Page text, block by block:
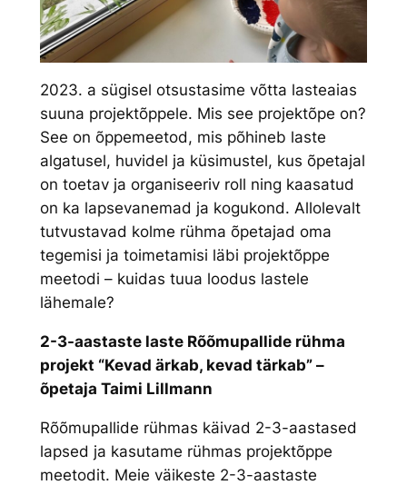
2023. a sügisel otsustasime võtta lasteaias
suuna projektõppele. Mis see projektõpe on?
See on õppemeetod, mis põhineb laste
algatusel, huvidel ja küsimustel, kus õpetajal
on toetav ja organiseeriv roll ning kaasatud
on ka lapsevanemad ja kogukond. Allolevalt
tutvustavad kolme rühma õpetajad oma
tegemisi ja toimetamisi läbi projektõppe
meetodi – kuidas tuua loodus lastele
lähemale?
2-3-aastaste laste Rõõmupallide rühma
projekt “Kevad ärkab, kevad tärkab” –
õpetaja Taimi Lillmann
Rõõmupallide rühmas käivad 2-3-aastased
lapsed ja kasutame rühmas projektõppe
meetodit. Meie väikeste 2-3-aastaste